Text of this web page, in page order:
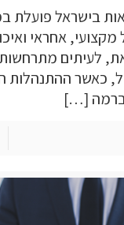
בישראל פועלת
מקצועי, אחראי
לעיתים מתרחשות
כאשר ההתנהלות
[…]